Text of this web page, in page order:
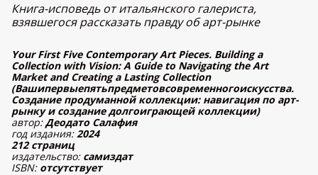
Книга-исповедь от итальянского галериста,
взявшегося рассказать правду об арт-рынке
Your First Five Contemporary Art Pieces. Building a
Collection with Vision: A Guide to Navigating the Art
Market and Creating a Lasting Collection
(Вашипервыепятьпредметовсовременногоискусства.
Создание продуманной коллекции: навигация по арт-
рынку и создание долгоиграющей коллекции)
автор:Деодато Салафия
год издания:2024
212 страниц
издательство: самиздат
ISBN: отсутствует